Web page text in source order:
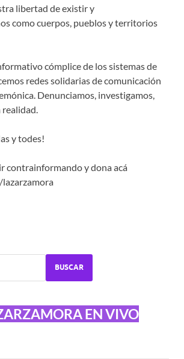
libertad de existir y
como cuerpos, pueblos y territorios
cómplice de los sistemas de
redes solidarias de comunicación
Denunciamos, investigamos,
y todes!
contrainformando y dona acá
BUSCAR
EN VIVO